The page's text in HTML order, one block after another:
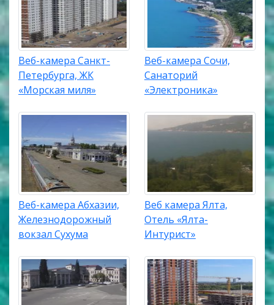
Веб-камера Санкт-
Петербурга, ЖК
«Морская миля»
Веб-камера Сочи,
Санаторий
«Электроника»
Веб-камера Абхазии,
Железнодорожный
вокзал Сухума
Веб камера Ялта,
Отель «Ялта-
Интурист»